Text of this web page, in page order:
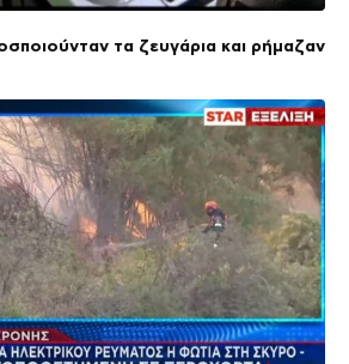
τα ζευγάρια και ρήμαζαν